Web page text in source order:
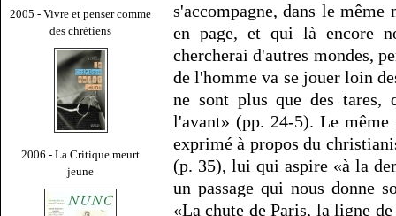
2005 - Vivre et penser comme
des chrétiens
2006 - La Critique meurt
jeune
s'accompagne, dans le même
en page, et qui là encore
chercherai d'autres mondes,
de l'homme va se jouer loin
ne sont plus que des tares,
l'avant» (pp. 24-5). Le
exprimé à propos du
(p. 35), lui qui aspire «à la
un passage qui nous donne
«La chute de Paris, la ligne